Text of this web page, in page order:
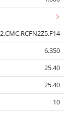
2.CMC.RCFN2Z5.F14
6.350
25.40
25.40
10